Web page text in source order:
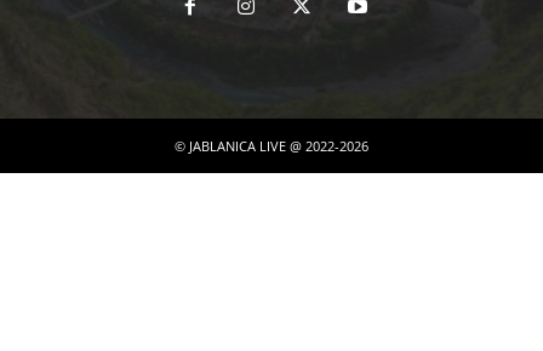
© JABLANICA LIVE @ 2022-2026